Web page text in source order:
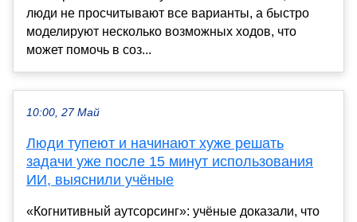
люди не просчитывают все варианты, а быстро
моделируют несколько возможных ходов, что
может помочь в соз...
10:00, 27 Май
Люди тупеют и начинают хуже решать
задачи уже после 15 минут использования
ИИ, выяснили учёные
«Когнитивный аутсорсинг»: учёные доказали, что